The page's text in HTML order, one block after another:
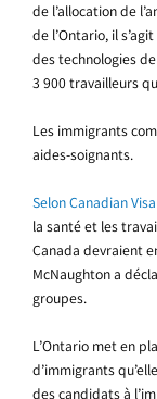
de l’allocation de
de l’Ontario, il
des technologies
3 900 travailleurs
Les immigrants
aides-soignants.
Selon Canadian
la santé et les
Canada devraient
McNaughton a
groupes.
L’Ontario met en
d’immigrants
des candidats à